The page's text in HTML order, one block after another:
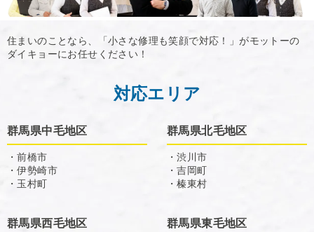
住まいのことなら、「小さな修理も笑顔で対応！」がモットーの
ダイキョーにお任せください！
対応エリア
群馬県中毛地区
・前橋市
・伊勢崎市
・玉村町
群馬県北毛地区
・渋川市
・吉岡町
・榛東村
群馬県西毛地区 群馬県東毛地区